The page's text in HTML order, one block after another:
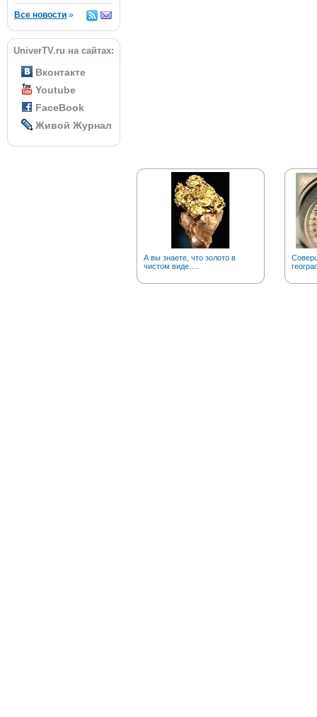
Все новости »
UniverTV.ru на сайтах:
Вконтакте
Youtube
FaceBook
Живой Журнал
А вы знаете, что золото в
чистом виде….